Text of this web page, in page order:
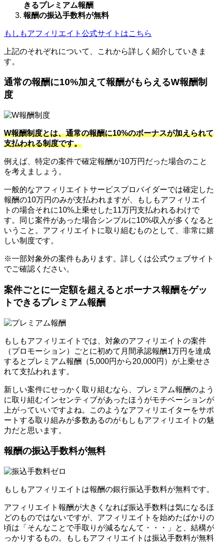
きるプレミアム報酬
報酬の振込手数料が無料
もしもアフィリエイト公式サイトはこちら
上記のそれぞれについて、これから詳しく紹介していきま
す。
通常の報酬に10%加えて報酬がもらえるW報酬制
度
W報酬制度とは、通常の報酬に10%のボーナスが加えられて
支払われる制度です。
例えば、特定の案件で確定報酬が10万円だった場合のこと
を考えましょう。
一般的なアフィリエイトサービスプロバイダーでは確定した
報酬の10万円のみが支払われますが、もしもアフィリエイ
トの場合それに10%上乗せした11万円支払われるわけで
す。同じ案件があった場合シンプルに10%収入が多くなると
いうこと。アフィリエイトに取り組むものとして、非常に嬉
しい制度です。
※一部対象外の案件もあります。詳しくは公式ウェブサイト
でご確認ください。
案件ごとに一定額を超えるとボーナス報酬をゲッ
トできるプレミアム報酬
もしもアフィリエイトでは、対象のアフィリエイトの案件
（プロモーション）ごとに初めて月間承認報酬1万円を達成
するとプレミアム報酬（5,000円から20,000円）が上乗せさ
れて支払われます。
新しい案件にせっかく取り組むなら、プレミアム報酬のよう
に取り組むインセンティブがあったほうがモチベーションが
上がっていいですよね。このようなアフィリエイターをサポ
ートする取り組みが多数あるのがもしもアフィリエイトの魅
力だと思います。
報酬の振込手数料が無料
もしもアフィリエイトは報酬の銀行振込手数料が無料です。
アフィリエイト報酬が大きくなれば振込手数料は気になるほ
どのものではないですが、アフィリエイトを始めたばかりの
頃は「そんなことで手取りが減るなんて・・・」と、結構が
っかりするもの。もしもアフィリエイトは振込手数料が無料